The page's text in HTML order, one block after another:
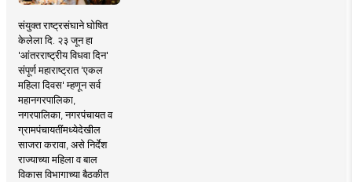
संयुक्त राष्ट्रसंघाने घोषित
केलेला दि. २३ जून हा
'आंतरराष्ट्रीय विधवा दिन'
संपूर्ण महाराष्ट्रात 'एकल
महिला दिवस' म्हणून सर्व
महानगरपालिका,
नगरपालिका, नगरपंचायत व
ग्रामपंचायतींमध्येदेखील
साजरा करावा, असे निर्देश
राज्याच्या महिला व बाल
विकास विभागाच्या बैठकीत